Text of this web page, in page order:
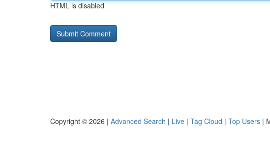
HTML is disabled
Copyright © 2026 | Advanced Search | Live | Tag Cloud | Top Users |